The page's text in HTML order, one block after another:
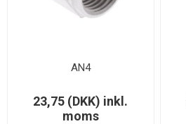
AN4
23,75 (DKK) inkl.
moms